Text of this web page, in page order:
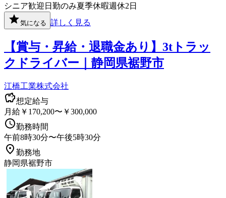
シニア歓迎 日勤のみ夏季休暇週休2日
気になる 詳しく見る
【賞与・昇給・退職金あり】3tトラッ
クドライバー｜静岡県裾野市
江橋工業株式会社
想定給与
月給￥170,200〜￥300,000
勤務時間
午前8時30分〜午後5時30分
勤務地
静岡県裾野市